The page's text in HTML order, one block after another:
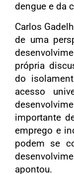
dengue e da
Carlos
de uma
própria
do
acesso
importante
emprego e
podem se
apontou.